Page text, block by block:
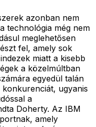
azonban nem
technológia még nem
meglehetősen
fel, amely sok
miatt a kisebb
a közelmúltban
egyedül talán
ugyanis
a
Doherty. Az IBM
amely